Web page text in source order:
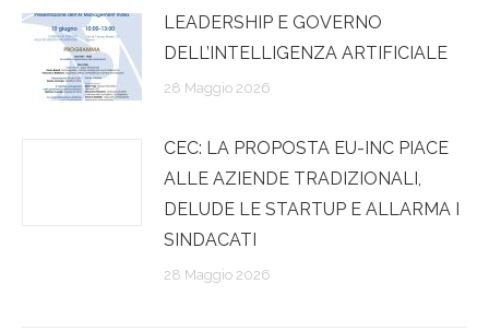
LEADERSHIP E GOVERNO
DELL’INTELLIGENZA ARTIFICIALE
28 Maggio 2026
CEC: LA PROPOSTA EU-INC PIACE
ALLE AZIENDE TRADIZIONALI,
DELUDE LE STARTUP E ALLARMA I
SINDACATI
28 Maggio 2026